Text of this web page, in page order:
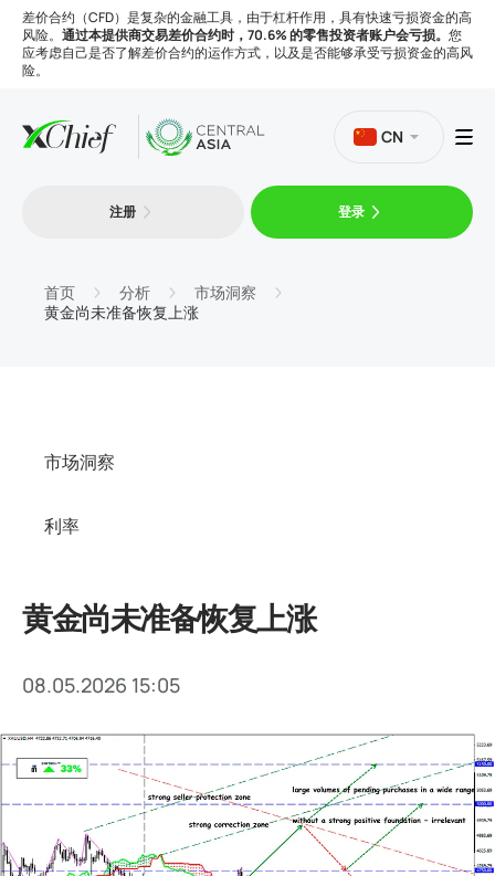
差价合约（CFD）是复杂的金融工具，由于杠杆作用，具有快速亏损资金的高
风险。 通过本提供商交易差价合约时，70.6% 的零售投资者账户会亏损。 您
应考虑自己是否了解差价合约的运作方式，以及是否能够承受亏损资金的高风
险。
平台
CN
注册 登录
首页 分析
市场洞察
黄金尚未准备恢复上涨
市场洞察
利率
黄金尚未准备恢复上涨
08.05.2026 15:05